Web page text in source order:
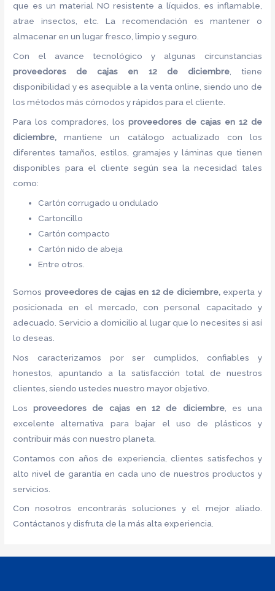
que es un material NO resistente a líquidos, es inflamable,
atrae insectos, etc. La recomendación es mantener o
almacenar en un lugar fresco, limpio y seguro.
Con el avance tecnológico y algunas circunstancias
proveedores de cajas
en 12 de diciembre, tiene
disponibilidad y es asequible a la venta online, siendo uno de
los métodos más cómodos y rápidos para el cliente.
Para los compradores, losproveedores de cajas en 12 de
diciembre,mantiene un catálogo actualizado con los
diferentes tamaños, estilos, gramajes y láminas que tienen
disponibles para el cliente según sea la necesidad tales
como:
Cartón corrugado u ondulado
Cartoncillo
Cartón compacto
Cartón nido de abeja
Entre otros.
Somos proveedores de cajasen 12 de diciembre, experta y
posicionada en el mercado, con personal capacitado y
adecuado. Servicio a domicilio al lugar que lo necesites si así
lo deseas.
Nos caracterizamos por ser cumplidos, confiables y
honestos, apuntando a la satisfacción total de nuestros
clientes, siendo ustedes nuestro mayor objetivo.
Losproveedores de cajasen 12 de diciembre, es una
excelente alternativa para bajar el uso de plásticos y
contribuir más con nuestro planeta.
Contamos con años de experiencia, clientes satisfechos y
alto nivel de garantía en cada uno de nuestros productos y
servicios.
Con nosotros encontrarás soluciones y el mejor aliado.
Contáctanos y disfruta de la más alta experiencia.